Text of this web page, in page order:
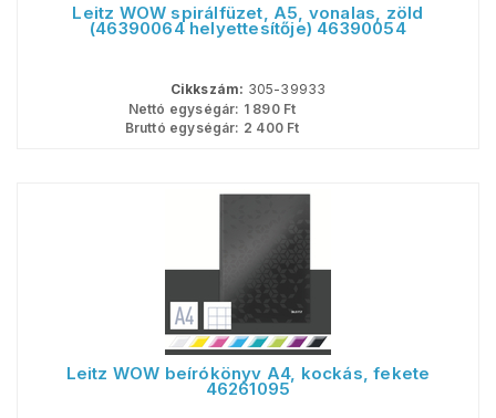
Leitz WOW spirálfüzet, A5, vonalas, zöld
(46390064 helyettesítője) 46390054
Cikkszám: 305-39933
Nettó egységár: 1 890Ft
Bruttó egységár: 2 400Ft
Leitz WOW beírókönyv A4, kockás, fekete
46261095